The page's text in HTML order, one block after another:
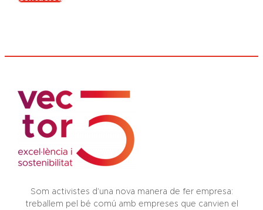
Som activistes d’una nova manera de fer empresa:
treballem pel bé comú amb empreses que canvien el